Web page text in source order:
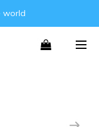
world
world